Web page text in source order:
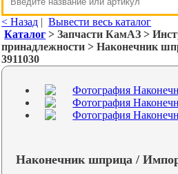
< Назад |Вывести весь каталог
Каталог > Запчасти КамАЗ >
принадлежности > Наконечник
3911030
Наконечник шприца /